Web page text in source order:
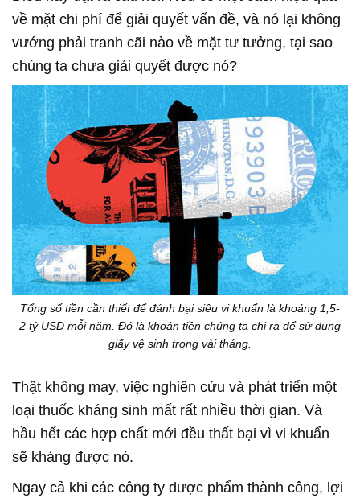
về mặt chi phí để giải quyết vấn đề, và nó lại không
vướng phải tranh cãi nào về mặt tư tưởng, tại sao
chúng ta chưa giải quyết được nó?
Tổng số tiền cần thiết để đánh bại siêu vi khuẩn là khoảng 1,5-
2 tỷ USD mỗi năm. Đó là khoản tiền chúng ta chi ra để sử dụng
giấy vệ sinh trong vài tháng.
Thật không may, việc nghiên cứu và phát triển một
loại thuốc kháng sinh mất rất nhiều thời gian. Và
hầu hết các hợp chất mới đều thất bại vì vi khuẩn
sẽ kháng được nó.
Ngay cả khi các công ty dược phẩm thành công, lợi